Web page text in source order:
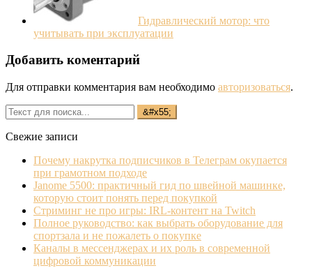
Гидравлический мотор: что
учитывать при эксплуатации
Добавить коментарий
Для отправки комментария вам необходимо авторизоваться.
Свежие записи
Почему накрутка подписчиков в Телеграм окупается
при грамотном подходе
Janome 5500: практичный гид по швейной машинке,
которую стоит понять перед покупкой
Стриминг не про игры: IRL‐контент на Twitch
Полное руководство: как выбрать оборудование для
спортзала и не пожалеть о покупке
Каналы в мессенджерах и их роль в современной
цифровой коммуникации